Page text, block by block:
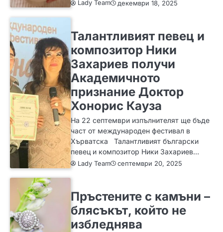
Lady Team декември 18, 2025
Талантливият певец и
композитор Ники
Захариев получи
Академичното
признание Доктор
Хонорис Кауза
На 22 септември изпълнителят ще бъде
част от международен фестивал в
Хърватска Талантливият български
певец и композитор Ники Захариев…
Lady Team септември 20, 2025
Пръстените с камъни –
блясъкът, който не
избледнява